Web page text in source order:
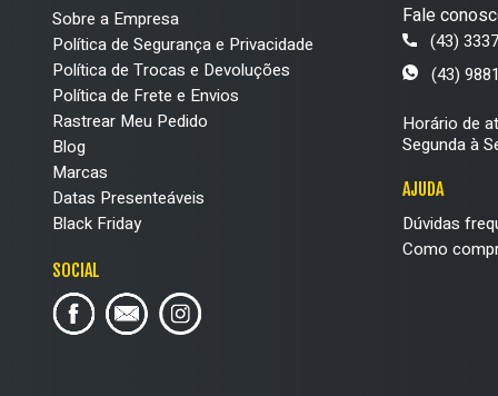
Sobre a Empresa
Política de Segurança e Privacidade
Política de Trocas e Devoluções
Política de Frete e Envios
Rastrear Meu Pedido
Blog
Marcas
Datas Presenteáveis
Black Friday
SOCIAL
Fale
(43)
(43)
Horário de
Segunda à
AJUDA
Dúvidas
Como